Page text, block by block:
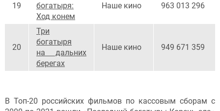
19
богатыря:
Ход конем
Наше кино 963 013 296
20
Три
богатыря
на дальних
берегах
Наше кино 949 671 359
В Топ-20 российских фильмов по кассовым сборам с